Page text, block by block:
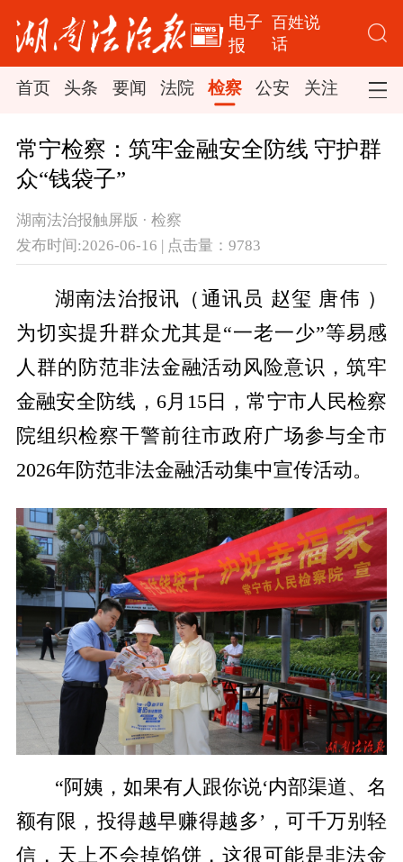
电子
报
百姓说
话
首页 头条 要闻 法院 检察 公安 关注 司法
常宁检察：筑牢金融安全防线 守护群
众“钱袋子”
湖南法治报触屏版 · 检察
发布时间:2026-06-16 | 点击量：9783
湖南法治报讯（通讯员 赵玺 唐伟 ）
为切实提升群众尤其是“一老一少”等易感
人群的防范非法金融活动风险意识，筑牢
金融安全防线，6月15日，常宁市人民检察
院组织检察干警前往市政府广场参与全市
2026年防范非法金融活动集中宣传活动。
“阿姨，如果有人跟你说‘内部渠道、名
额有限，投得越早赚得越多’，可千万别轻
信，天上不会掉馅饼，这很可能是非法金